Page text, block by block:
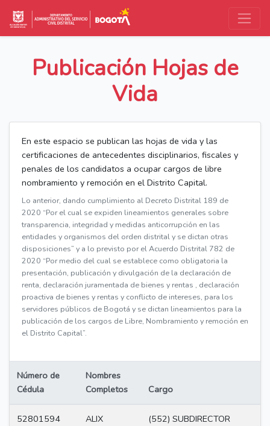
Publicación Hojas de
Vida
En este espacio se publican las hojas de vida y las
certificaciones de antecedentes disciplinarios, fiscales y
penales de los candidatos a ocupar cargos de libre
nombramiento y remoción en el Distrito Capital.
Lo anterior, dando cumplimiento al Decreto Distrital 189 de
2020 “Por el cual se expiden lineamientos generales sobre
transparencia, integridad y medidas anticorrupción en las
entidades y organismos del orden distrital y se dictan otras
disposiciones” y a lo previsto por el Acuerdo Distrital 782 de
2020 “Por medio del cual se establece como obligatoria la
presentación, publicación y divulgación de la declaración de
renta, declaración juramentada de bienes y rentas , declaración
proactiva de bienes y rentas y conflicto de intereses, para los
servidores públicos de Bogotá y se dictan lineamientos para la
publicación de los cargos de Libre, Nombramiento y remoción en
el Distrito Capital”.
Número de
Cédula
Nombres
Completos
Cargo
52801594
ALIX
(552) SUBDIRECTOR